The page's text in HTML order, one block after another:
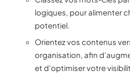
logiques, pour alimenter
potentiel.
Orientez vos contenus
organisation, afin
et d’optimiser votre